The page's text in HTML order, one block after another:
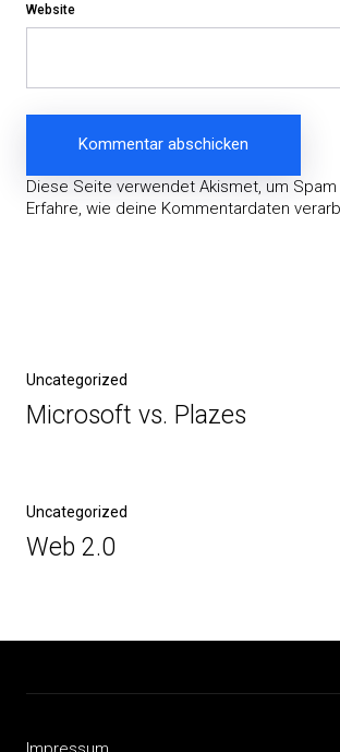
Website
Diese Seite verwendet Akismet, um
Erfahre, wie deine Kommentardaten
Vorheriger
Beitrag
Uncategorized
Microsoft vs. Plazes
Nächster
Beitrag
Uncategorized
Web 2.0